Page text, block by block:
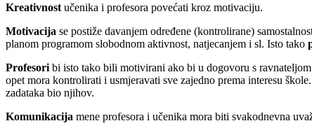
Kreativnost učenika i profesora povećati kroz motivaciju.
Motivacija se postiže davanjem određene (kontrolirane)
planom programom slobodnom aktivnost, natjecanjem i sl. Isto tako
Profesori bi isto tako bili motivirani ako bi u dogovoru s
opet mora kontrolirati i usmjeravati sve zajedno prema interesu
zadataka bio njihov.
Komunikacija mene profesora i učenika mora biti svakodnevna